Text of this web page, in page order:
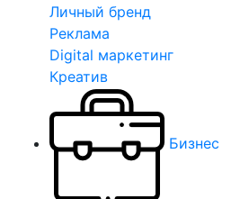
Личный бренд
Реклама
Digital маркетинг
Креатив
Бизнес